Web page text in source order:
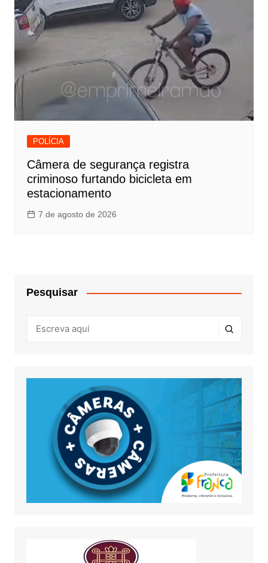
POLÍCIA
Câmera de segurança registra
criminoso furtando bicicleta em
estacionamento
7 de agosto de 2026
Pesquisar